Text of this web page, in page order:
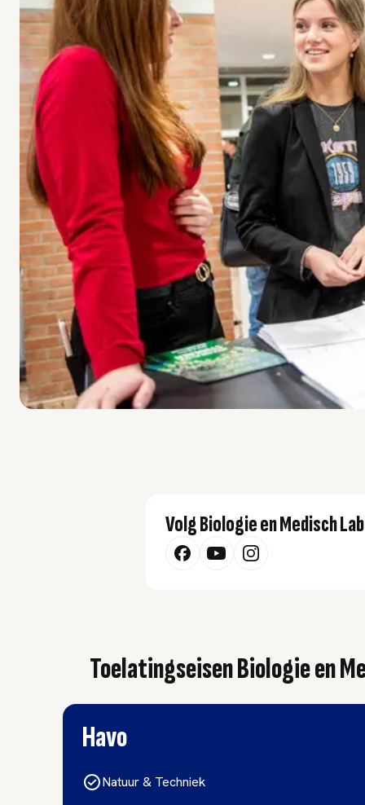
Volg Biologie en Medisch
Toelatingseisen Biologie en
Havo
Natuur & Techniek